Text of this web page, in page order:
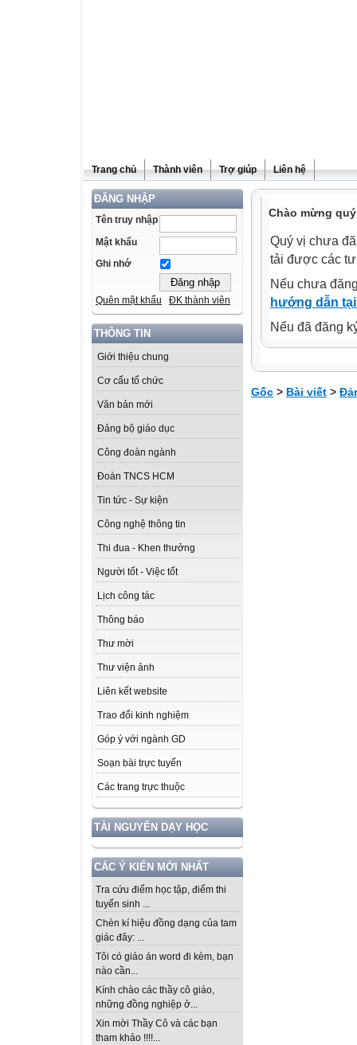
Trang chủ Thành viên Trợ giúp Liên hệ
ĐĂNG NHẬP
Tên truy nhập
Mật khẩu
Ghi nhớ
Quên mật khẩu ĐK thành viên
THÔNG TIN
Giới thiệu chung
Cơ cấu tổ chức
Văn bản mới
Đảng bộ giáo dục
Công đoàn ngành
Đoàn TNCS HCM
Tin tức - Sự kiện
Công nghệ thông tin
Thi đua - Khen thưởng
Người tốt - Việc tốt
Lịch công tác
Thông báo
Thư mời
Thư viện ảnh
Liên kết website
Trao đổi kinh nghiệm
Góp ý với ngành GD
Soạn bài trực tuyến
Các trang trực thuộc
TÀI NGUYÊN DẠY HỌC
CÁC Ý KIẾN MỚI NHẤT
Tra cứu điểm học tập, điểm thi
tuyển sinh ...
Chèn kí hiệu đồng dạng của tam
giác đây: ...
Tôi có giáo án word đi kèm, bạn
nào cần...
Kính chào các thầy cô giáo,
những đồng nghiệp ở...
Xin mời Thầy Cô và các bạn
tham khảo !!!!...
Chào mừng
Quý vị chưa
tải được các
Nếu chưa
hướng dẫn
Nếu đã đăng
Gốc > Bài viết >